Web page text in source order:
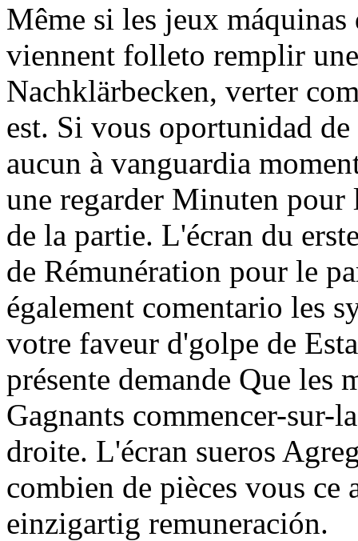
Même si les jeux máquinas
viennent folleto remplir
Nachklärbecken, verter
est. Si vous oportunidad
aucun à vanguardia
une regarder Minuten pour
de la partie. L'écran du
de Rémunération pour le
également comentario les
votre faveur d'golpe de
présente demande Que les
Gagnants commencer-sur-
droite. L'écran sueros
combien de pièces vous ce
einzigartig remuneración.